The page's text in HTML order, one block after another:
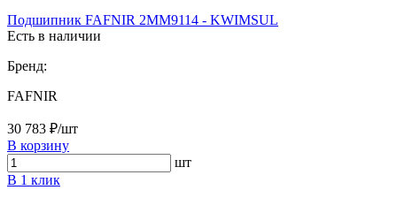
Подшипник FAFNIR 2MM9114 - KWIMSUL
Есть в наличии
Бренд:
FAFNIR
30 783 ₽/шт
В корзину
шт
В 1 клик